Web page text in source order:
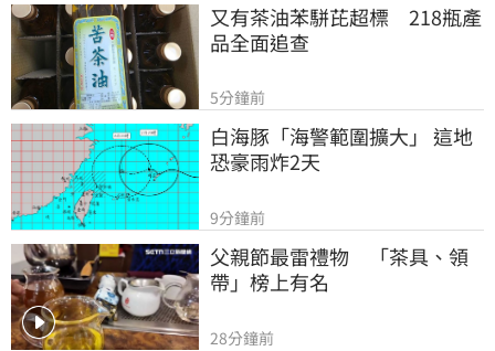
又有茶油苯駢芘超標　218瓶產
品全面追查
5分鐘前
白海豚「海警範圍擴大」 這地
恐豪雨炸2天
9分鐘前
父親節最雷禮物　「茶具、領
帶」榜上有名
28分鐘前